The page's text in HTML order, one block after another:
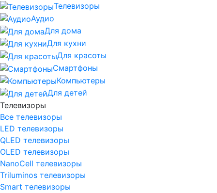
Телевизоры
Аудио
Для дома
Для кухни
Для красоты
Смартфоны
Компьютеры
Для детей
Телевизоры
Все телевизоры
LED телевизоры
QLED телевизоры
OLED телевизоры
NanoCell телевизоры
Triluminos телевизоры
Smart телевизоры